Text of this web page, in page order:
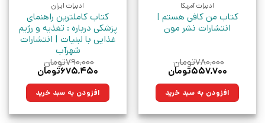
ادبیات آمریکا
کتاب من کافی هستم |
انتشارات نشر مون
۷۸۰,۰۰۰تومان
قیمت
۷۸۰,۰۰۰تومان
بود.
۵۵۷,۷۰۰تومان
۵۵۷,۷۰۰تومان.افزودن به سبد خرید
ادبیات ایران
کتاب کاملترین راهنمای
پزشکی درباره : تغذیه و رژیم
غذایی با لبنیات | انتشارات
شهرآب
۷۹۰,۰۰۰تومان
قیمت
۷۹۰,۰۰۰تومان
بود.
۶۷۵,۴۵۰تومان
۶۷۵,۴۵۰تومان. افزودن به سبد خرید